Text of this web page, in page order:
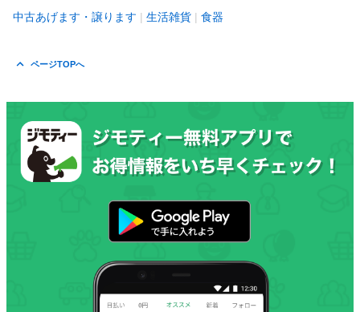
中古あげます・譲ります 生活雑貨 食器
ページTOPへ